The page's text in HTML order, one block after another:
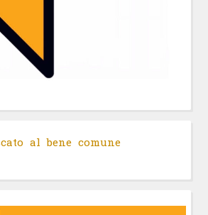
al bene comune